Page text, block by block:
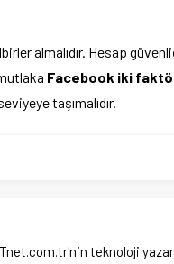
almalıdır. Hesap
Facebook iki
taşımalıdır.
teknoloji